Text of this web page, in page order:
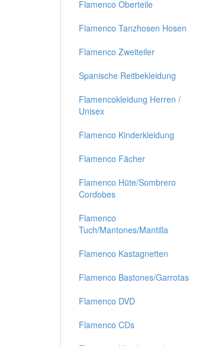
Flamenco Oberteile
Flamenco Tanzhosen Hosen
Flamenco Zweiteiler
Spanische Reitbekleidung
Flamencokleidung Herren /
Unisex
Flamenco Kinderkleidung
Flamenco Fächer
Flamenco Hüte/Sombrero
Cordobes
Flamenco
Tuch/Mantones/Mantilla
Flamenco Kastagnetten
Flamenco Bastones/Garrotas
Flamenco DVD
Flamenco CDs